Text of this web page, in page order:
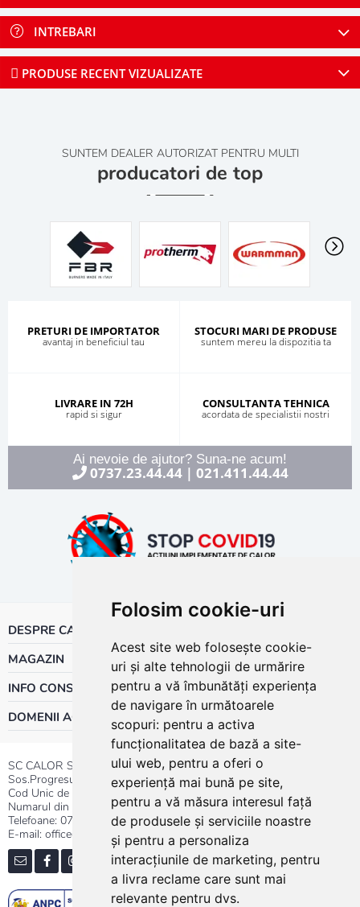
Folosim cookie-uri
Acest site web folosește cookie-
uri și alte tehnologii de urmărire
pentru a vă îmbunătăți experiența
de navigare în următoarele
scopuri: pentru a activa
funcționalitatea de bază a site-
ului web, pentru a oferi o
experiență mai bună pe site,
pentru a vă măsura interesul față
de produsele și serviciile noastre
și pentru a personaliza
interacțiunile de marketing, pentru
a livra reclame care sunt mai
relevante pentru dvs.
INTREBARI
PRODUSE RECENT VIZUALIZATE
SUNTEM DEALER AUTORIZAT PENTRU MULTI
producatori de top
PRETURI DE IMPORTATOR
avantaj in beneficiul tau
STOCURI MARI DE PRODUSE
suntem mereu la dispozitia ta
LIVRARE IN 72H
rapid si sigur
CONSULTANTA TEHNICA
acordata de specialistii nostri
Ai nevoie de ajutor? Suna-ne acum!
0737.23.44.44| 021.411.44.44
DESPRE CALOR
MAGAZIN
INFO CONSUMATOR
DOMENII ACTIVITATE
SC CALOR SRL
Sos.Progresului nr.30-40, Sector 5, Bucuresti
Cod Unic de Inregistrare: RO 3004724
Numarul din Registrul Comertului:J40/13176/1991
Telefoane: 0737.23.44.44|021.411.44.44
E-mail: office@calor.ro